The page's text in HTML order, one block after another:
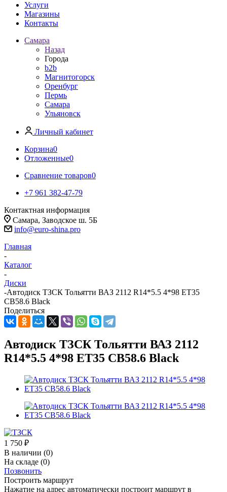
Услуги
Магазины
Контакты
Самара
Назад
Города
b2b
Магнитогорск
Оренбург
Пермь
Самара
Ульяновск
Личный кабинет
Корзина0
Отложенные0
Сравнение товаров0
+7 961 382-47-79
Контактная информация
Самара, Заводское ш. 5Б
info@euro-shina.pro
Главная
-
Каталог
-
Диски
-Автодиск ТЗСК Тольятти ВАЗ 2112 R14*5.5 4*98 ET35
CB58.6 Black
Поделиться
Автодиск ТЗСК Тольятти ВАЗ 2112
R14*5.5 4*98 ET35 CB58.6 Black
1 750 ₽
В наличии (0)
На складе (0)
Позвонить
Построить маршрут
Нажатие на адрес автоматически построит маршрут в